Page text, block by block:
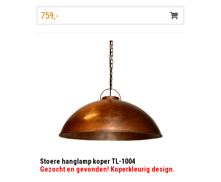
759,-
Stoere hanglamp koper TL-1004
Gezocht en gevonden! Koperkleurig design.